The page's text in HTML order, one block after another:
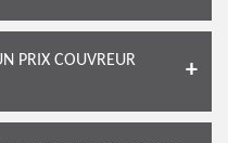
PRIX COUVREUR